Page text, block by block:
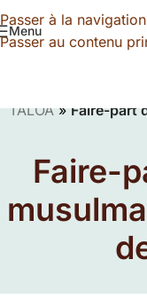
Passer à la navigation
Passer au contenu
Menu
TALOA»Faire-part
Faire-